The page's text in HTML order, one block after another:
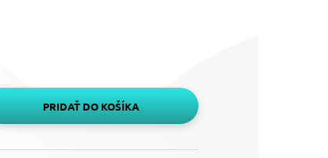
PRIDAŤ DO KOŠÍKA